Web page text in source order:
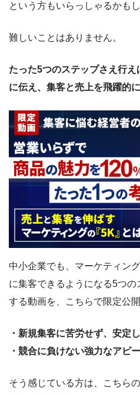
という方もいらっしゃるかもし
難しいことはありません。
たった5つのステップさえ行
に伝え、集客と売上を飛躍的
中小企業でも、マーケティン
に集客できるようになる5つ
する動画を、こちらで限定公開
・新規集客に苦労せず、安定
・競合に負けない強力なアピ
そう感じている方は、こちら